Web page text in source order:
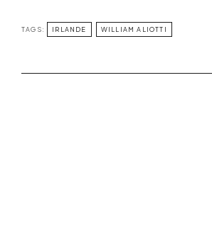
TAGS: IRLANDE WILLIAM ALIOTTI